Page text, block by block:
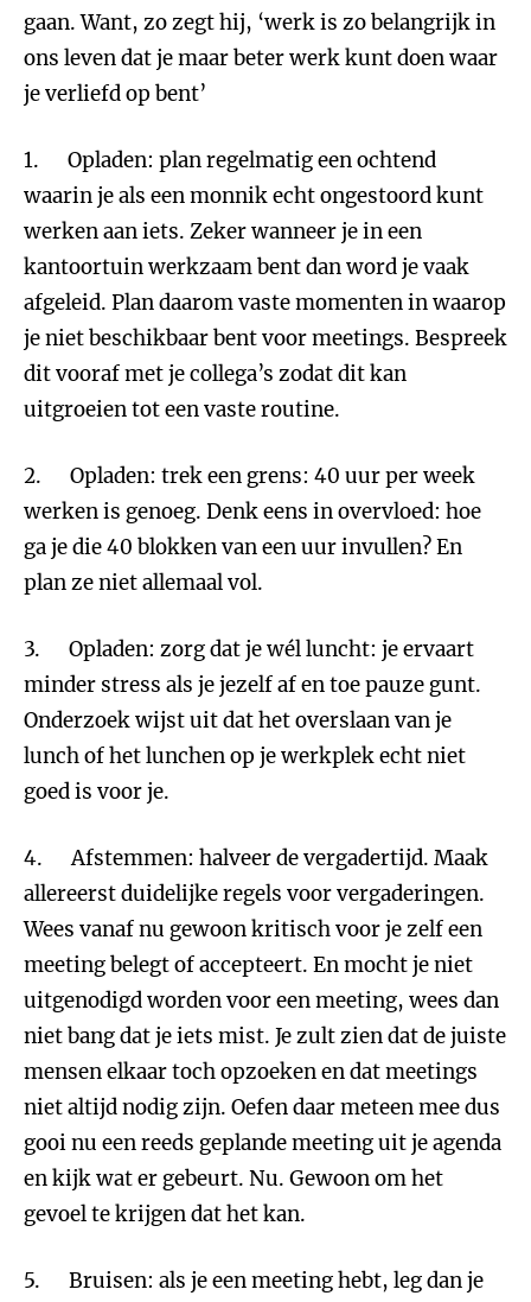
gaan. Want, zo zegt hij, ‘werk is zo belangrijk in
ons leven dat je maar beter werk kunt doen waar
je verliefd op bent’
1. Opladen: plan regelmatig een ochtend
waarin je als een monnik echt ongestoord kunt
werken aan iets. Zeker wanneer je in een
kantoortuin werkzaam bent dan word je vaak
afgeleid. Plan daarom vaste momenten in waarop
je niet beschikbaar bent voor meetings. Bespreek
dit vooraf met je collega’s zodat dit kan
uitgroeien tot een vaste routine.
2. Opladen: trek een grens: 40 uur per week
werken is genoeg. Denk eens in overvloed: hoe
ga je die 40 blokken van een uur invullen? En
plan ze niet allemaal vol.
3. Opladen: zorg dat je wél luncht: je ervaart
minder stress als je jezelf af en toe pauze gunt.
Onderzoek wijst uit dat het overslaan van je
lunch of het lunchen op je werkplek echt niet
goed is voor je.
4. Afstemmen: halveer de vergadertijd. Maak
allereerst duidelijke regels voor vergaderingen.
Wees vanaf nu gewoon kritisch voor je zelf een
meeting belegt of accepteert. En mocht je niet
uitgenodigd worden voor een meeting, wees dan
niet bang dat je iets mist. Je zult zien dat de juiste
mensen elkaar toch opzoeken en dat meetings
niet altijd nodig zijn. Oefen daar meteen mee dus
gooi nu een reeds geplande meeting uit je agenda
en kijk wat er gebeurt. Nu. Gewoon om het
gevoel te krijgen dat het kan.
5. Bruisen: als je een meeting hebt, leg dan je